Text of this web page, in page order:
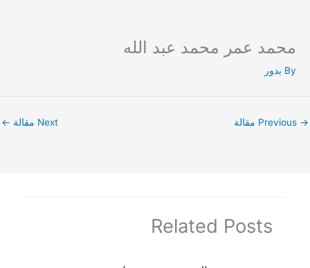
content
محمد عمر محمد عبد الله
By بدور
→ Next مقالة ←
Related Posts